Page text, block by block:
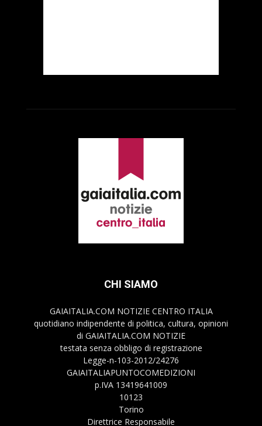
CHI SIAMO
GAIAITALIA.COM NOTIZIE CENTRO ITALIA
quotidiano indipendente di politica, cultura, opinioni
di GAIAITALIA.COM NOTIZIE
testata senza obbligo di registrazione
Legge-n-103-2012/24276
GAIAITALIAPUNTOCOMEDIZIONI
p.IVA 13419641009
10123
Torino
Direttrice Responsabile